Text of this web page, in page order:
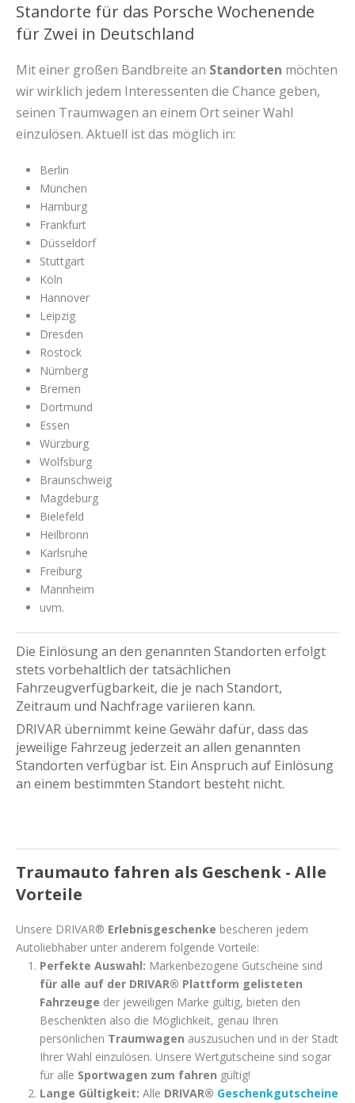
Standorte für das Porsche Wochenende
für Zwei in Deutschland
Mit einer großen Bandbreite an Standorten möchten
wir wirklich jedem Interessenten die Chance geben,
seinen Traumwagen an einem Ort seiner Wahl
einzulösen. Aktuell ist das möglich in:
Berlin
München
Hamburg
Frankfurt
Düsseldorf
Stuttgart
Köln
Hannover
Leipzig
Dresden
Rostock
Nürnberg
Bremen
Dortmund
Essen
Würzburg
Wolfsburg
Braunschweig
Magdeburg
Bielefeld
Heilbronn
Karlsruhe
Freiburg
Mannheim
uvm.
Die Einlösung an den genannten Standorten erfolgt
stets vorbehaltlich der tatsächlichen
Fahrzeugverfügbarkeit, die je nach Standort,
Zeitraum und Nachfrage variieren kann.
DRIVAR übernimmt keine Gewähr dafür, dass das
jeweilige Fahrzeug jederzeit an allen genannten
Standorten verfügbar ist. Ein Anspruch auf Einlösung
an einem bestimmten Standort besteht nicht.
Traumauto fahren als Geschenk - Alle
Vorteile
Unsere DRIVAR® Erlebnisgeschenke bescheren jedem
Autoliebhaber unter anderem folgende Vorteile:
Perfekte Auswahl: Markenbezogene Gutscheine sind
für alle auf der DRIVAR® Plattform gelisteten
Fahrzeuge der jeweiligen Marke gültig, bieten den
Beschenkten also die Möglichkeit, genau Ihren
persönlichen Traumwagen auszusuchen und in der Stadt
Ihrer Wahl einzulösen. Unsere Wertgutscheine sind sogar
für alle Sportwagen zum fahren gültig!
Lange Gültigkeit: Alle DRIVAR® Geschenkgutscheine